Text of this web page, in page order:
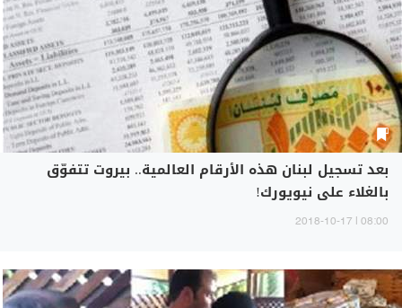
بعد تسجيل لبنان هذه الأرقام العالمية.. بيروت تتفوّق
بالغلاء على نيويورك!
08:00 | 2018-10-17